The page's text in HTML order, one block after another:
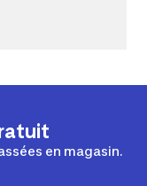
en magasin.